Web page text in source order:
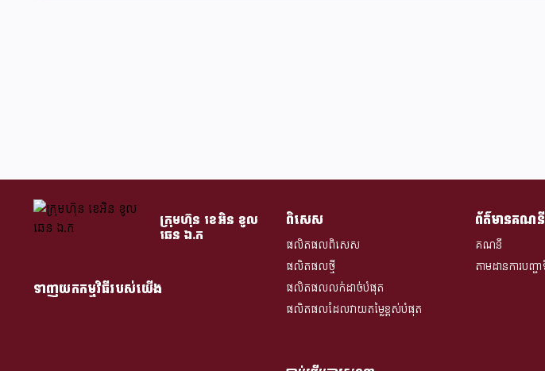
ក្រុមហ៊ុន​ ខេអិន ខូល
ឆេន​ ឯ.ក
ទាញយកកម្មវិធីរបស់យើង
ពិសេស
ផលិតផលពិសេស
ផលិតផលថ្មី
ផលិតផលលក់ដាច់បំផុត
ផលិតផលដែលវាយតម្លៃខ្ពស់បំផុត
ព័ត៌មានគណនី
គណនី
តាមដានការបញ្ជ